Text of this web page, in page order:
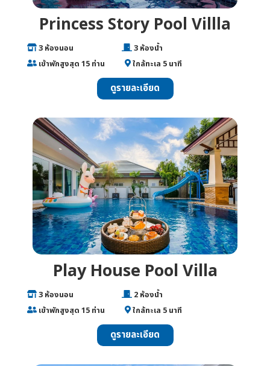
Princess Story Pool Villla
3 ห้องนอน ________________
3 ห้องน้ำ
เข้าพักสูงสุด 15 ท่าน ______ ใกล้ทะเล 5 นาที
ดูรายละเอียด
Play House Pool Villa
3 ห้องนอน ________________
2 ห้องน้ำ
เข้าพักสูงสุด 15 ท่าน ______ ใกล้ทะเล 5 นาที
ดูรายละเอียด